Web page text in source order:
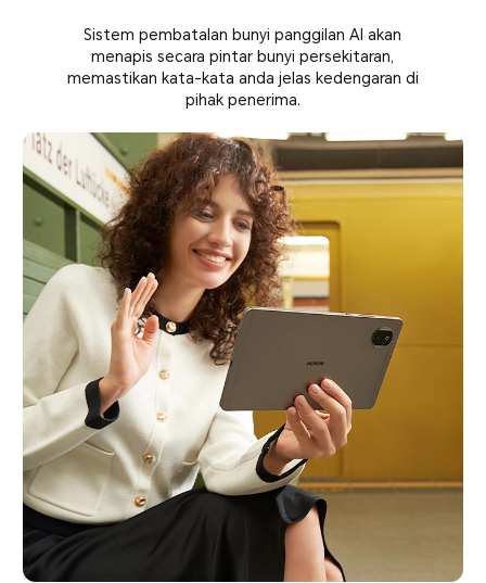
Sistem pembatalan bunyi panggilan AI akan
menapis secara pintar bunyi persekitaran,
memastikan kata-kata anda jelas kedengaran di
pihak penerima.